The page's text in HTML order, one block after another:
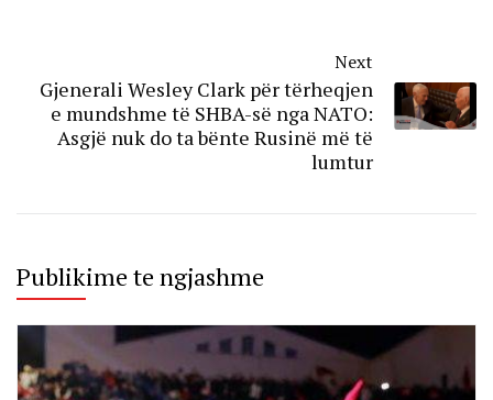
Next
Gjenerali Wesley Clark për tërheqjen
e mundshme të SHBA-së nga NATO:
Asgjë nuk do ta bënte Rusinë më të
lumtur
Publikime te ngjashme